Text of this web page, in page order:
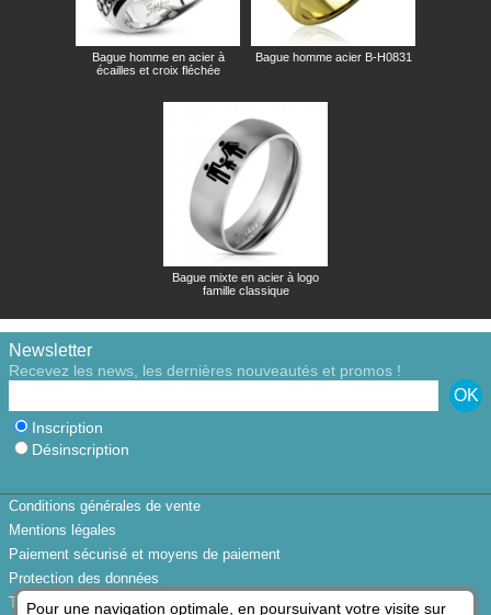
Bague homme en acier à
écailles et croix fléchée
Bague homme acier B-H0831
Bague mixte en acier à logo
famille classique
Newsletter
Recevez les news, les dernières nouveautés et promos !
Inscription
Désinscription
Conditions générales de vente
Mentions légales
Paiement sécurisé et moyens de paiement
Protection des données
Trouver votre taille de bague
Pour une navigation optimale, en poursuivant votre visite sur